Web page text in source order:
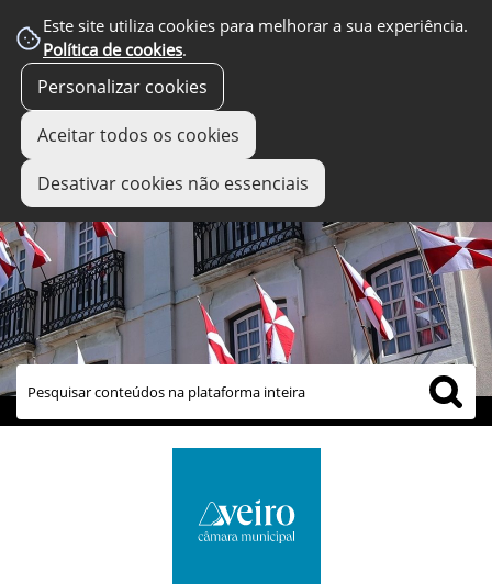
Este site utiliza cookies para melhorar a sua experiência.
Política de cookies.
Personalizar cookies
Aceitar todos os cookies
Desativar cookies não essenciais
links úteis